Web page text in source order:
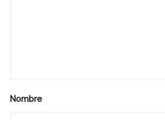
Nombre